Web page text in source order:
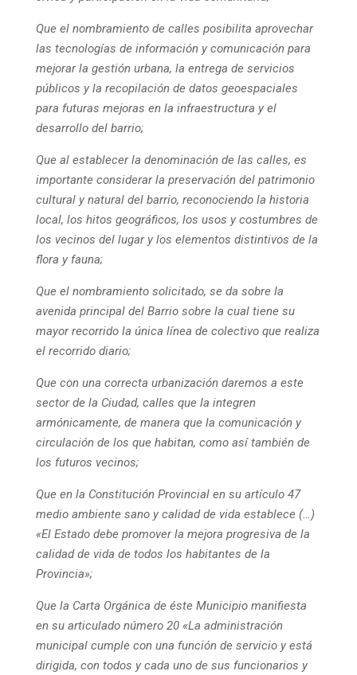
Que el nombramiento de calles posibilita aprovechar
las tecnologías de información y comunicación para
mejorar la gestión urbana, la entrega de servicios
públicos y la recopilación de datos geoespaciales
para futuras mejoras en la infraestructura y el
desarrollo del barrio;
Que al establecer la denominación de las calles, es
importante considerar la preservación del patrimonio
cultural y natural del barrio, reconociendo la historia
local, los hitos geográficos, los usos y costumbres de
los vecinos del lugar y los elementos distintivos de la
flora y fauna;
Que el nombramiento solicitado, se da sobre la
avenida principal del Barrio sobre la cual tiene su
mayor recorrido la única línea de colectivo que realiza
el recorrido diario;
Que con una correcta urbanización daremos a este
sector de la Ciudad, calles que la integren
armónicamente, de manera que la comunicación y
circulación de los que habitan, como así también de
los futuros vecinos;
Que en la Constitución Provincial en su artículo 47
medio ambiente sano y calidad de vida establece (…)
«El Estado debe promover la mejora progresiva de la
calidad de vida de todos los habitantes de la
Provincia»;
Que la Carta Orgánica de éste Municipio manifiesta
en su articulado número 20 «La administración
municipal cumple con una función de servicio y está
dirigida, con todos y cada uno de sus funcionarios y